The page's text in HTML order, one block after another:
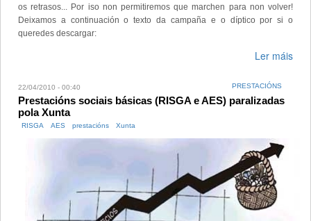
os retrasos... Por iso non permitiremos que marchen para non volver!
Deixamos a continuación o texto da campaña e o díptico por si o
queredes descargar:
Ler máis
22/04/2010 - 00:40 PRESTACIÓNS
Prestacións sociais básicas (RISGA e AES) paralizadas
pola Xunta
RISGA AES prestacións Xunta